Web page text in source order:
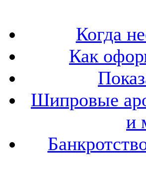
Когда
Как
Шипровые
и